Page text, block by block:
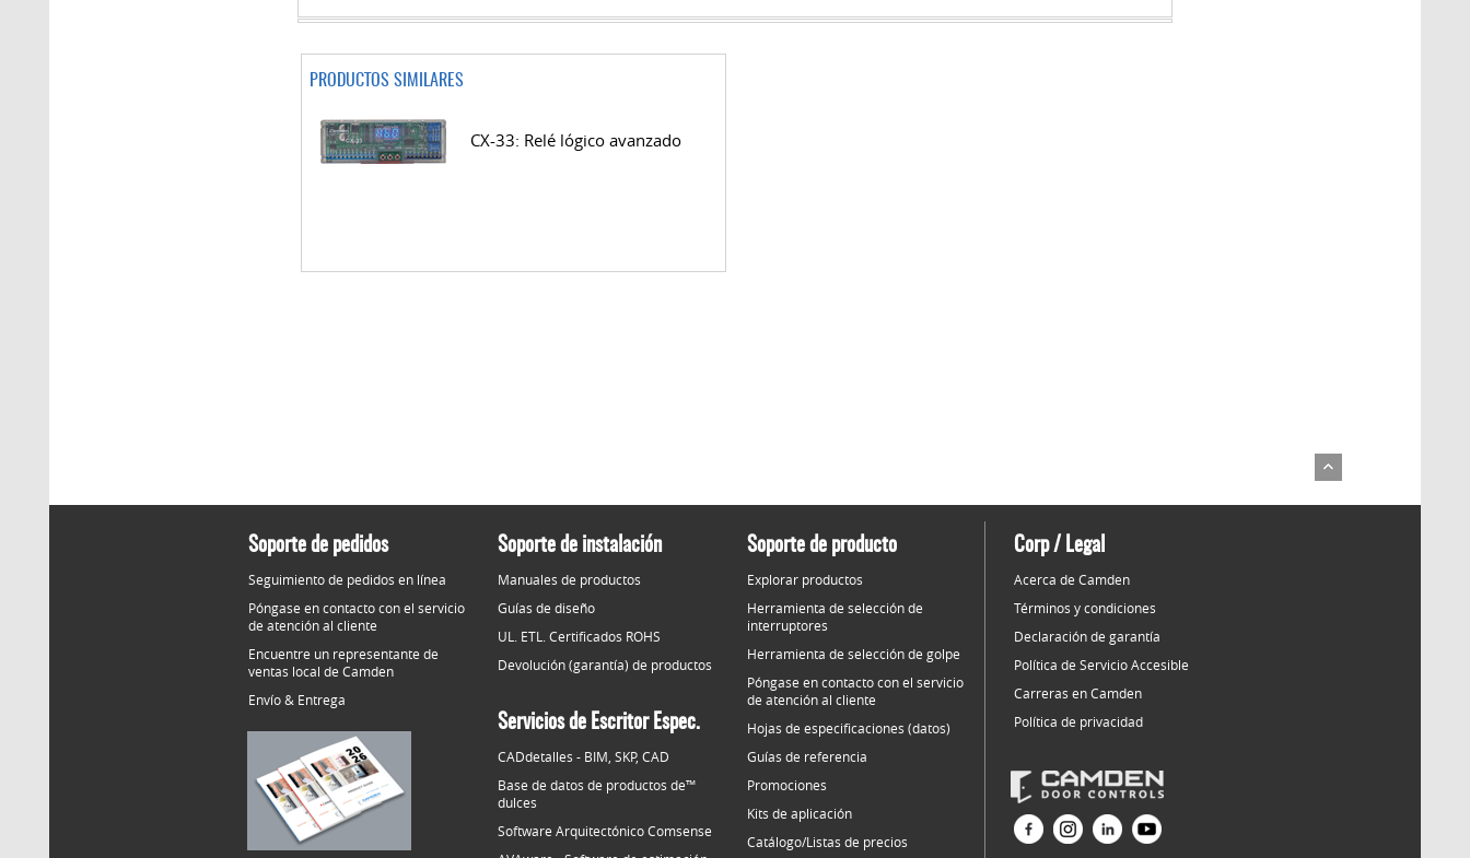
PRODUCTOS SIMILARES
CX-33: Relé lógico avanzado
Soporte de pedidos
Seguimiento de pedidos en línea
Póngase en contacto con el servicio
de atención al cliente
Encuentre un representante de
ventas local de Camden
Envío & Entrega
Soporte de instalación
Manuales de productos
Guías de diseño
UL. ETL. Certificados ROHS
Devolución (garantía) de productos
Servicios de Escritor Espec.
CADdetalles - BIM, SKP, CAD
Base de datos de productos de™
dulces
Software Arquitectónico Comsense
Soporte de producto
Explorar productos
Herramienta de selección de
interruptores
Herramienta de selección de golpe
Póngase en contacto con el servicio
de atención al cliente
Hojas de especificaciones (datos)
Guías de referencia
Promociones
Kits de aplicación
Catálogo/Listas de precios
Corp / Legal
Acerca de Camden
Términos y condiciones
Declaración de garantía
Política de Servicio Accesible
Carreras en Camden
Política de privacidad